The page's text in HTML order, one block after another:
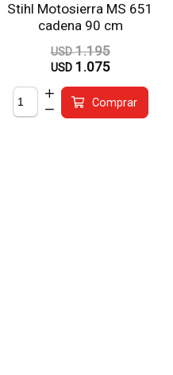
Stihl Motosierra MS 651
cadena 90 cm
USD 1.195
USD 1.075
Comprar